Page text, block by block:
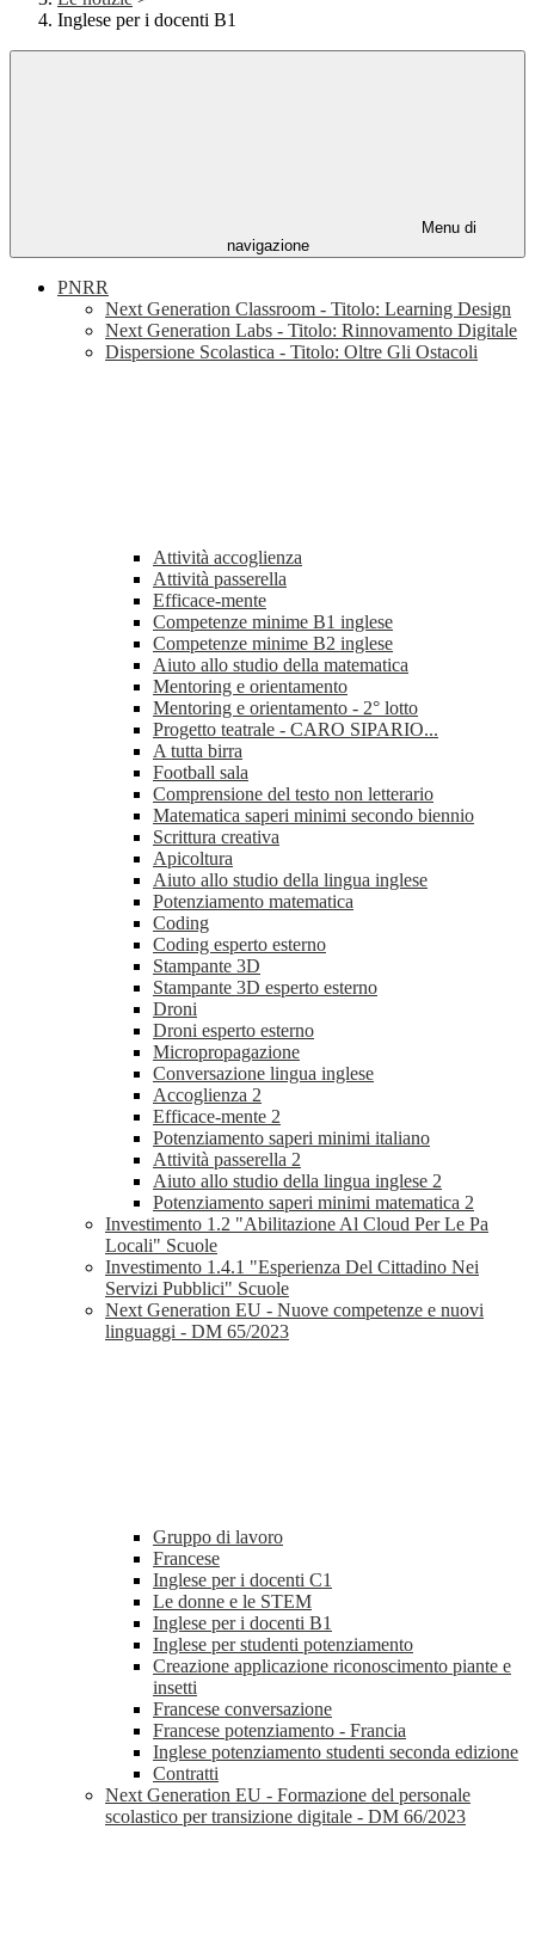
Inglese per i docenti B1
Menu di
navigazione
PNRR
Next Generation Classroom - Titolo: Learning Design
Next Generation Labs - Titolo: Rinnovamento Digitale
Dispersione Scolastica - Titolo: Oltre Gli Ostacoli
Attività accoglienza
Attività passerella
Efficace-mente
Competenze minime B1 inglese
Competenze minime B2 inglese
Aiuto allo studio della matematica
Mentoring e orientamento
Mentoring e orientamento - 2° lotto
Progetto teatrale - CARO SIPARIO...
A tutta birra
Football sala
Comprensione del testo non letterario
Matematica saperi minimi secondo biennio
Scrittura creativa
Apicoltura
Aiuto allo studio della lingua inglese
Potenziamento matematica
Coding
Coding esperto esterno
Stampante 3D
Stampante 3D esperto esterno
Droni
Droni esperto esterno
Micropropagazione
Conversazione lingua inglese
Accoglienza 2
Efficace-mente 2
Potenziamento saperi minimi italiano
Attività passerella 2
Aiuto allo studio della lingua inglese 2
Potenziamento saperi minimi matematica 2
Investimento 1.2 "Abilitazione Al Cloud Per Le Pa
Locali" Scuole
Investimento 1.4.1 "Esperienza Del Cittadino Nei
Servizi Pubblici" Scuole
Next Generation EU - Nuove competenze e nuovi
linguaggi - DM 65/2023
Gruppo di lavoro
Francese
Inglese per i docenti C1
Le donne e le STEM
Inglese per i docenti B1
Inglese per studenti potenziamento
Creazione applicazione riconoscimento piante e
insetti
Francese conversazione
Francese potenziamento - Francia
Inglese potenziamento studenti seconda edizione
Contratti
Next Generation EU - Formazione del personale
scolastico per transizione digitale - DM 66/2023